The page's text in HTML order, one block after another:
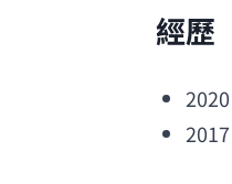
經歷